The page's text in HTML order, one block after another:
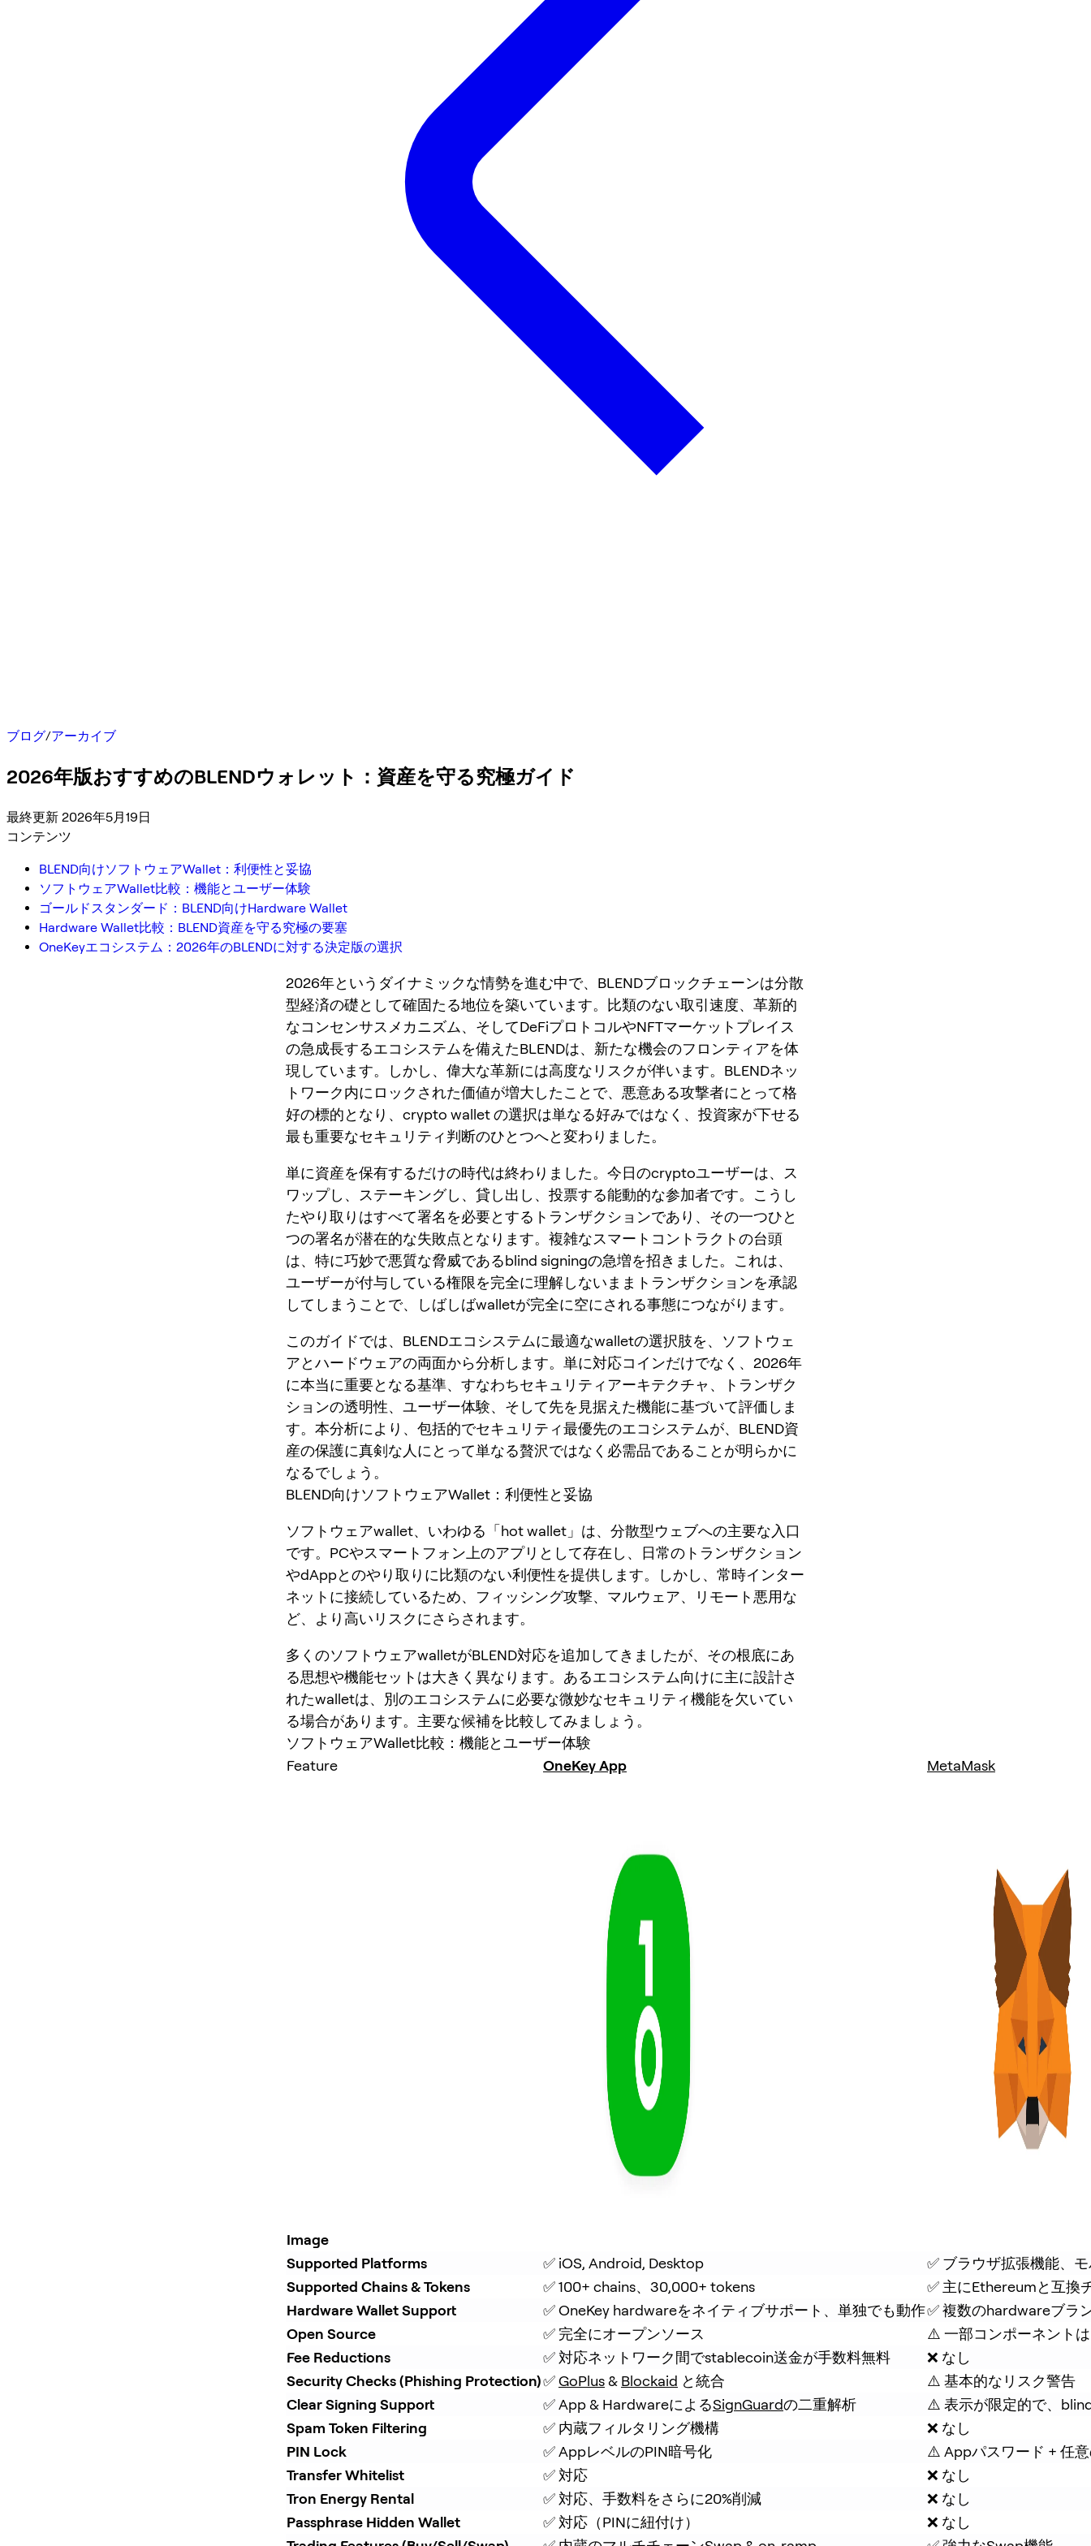
ブログ/アーカイブ
2026年版おすすめのBLENDウォレット：資産を守る究極ガイド
最終更新 2026年5月19日
コンテンツ
BLEND向けソフトウェアWallet：利便性と妥協
ソフトウェアWallet比較：機能とユーザー体験
ゴールドスタンダード：BLEND向けHardware Wallet
Hardware Wallet比較：BLEND資産を守る究極の要塞
OneKeyエコシステム：2026年のBLENDに対する決定版の選択
2026年というダイナミックな情勢を進む中で、BLENDブロックチェーンは分散
型経済の礎として確固たる地位を築いています。比類のない取引速度、革新的
なコンセンサスメカニズム、そしてDeFiプロトコルやNFTマーケットプレイス
の急成長するエコシステムを備えたBLENDは、新たな機会のフロンティアを体
現しています。しかし、偉大な革新には高度なリスクが伴います。BLENDネッ
トワーク内にロックされた価値が増大したことで、悪意ある攻撃者にとって格
好の標的となり、crypto wallet の選択は単なる好みではなく、投資家が下せる
最も重要なセキュリティ判断のひとつへと変わりました。
単に資産を保有するだけの時代は終わりました。今日のcryptoユーザーは、ス
ワップし、ステーキングし、貸し出し、投票する能動的な参加者です。こうし
たやり取りはすべて署名を必要とするトランザクションであり、その一つひと
つの署名が潜在的な失敗点となります。複雑なスマートコントラクトの台頭
は、特に巧妙で悪質な脅威であるblind signingの急増を招きました。これは、
ユーザーが付与している権限を完全に理解しないままトランザクションを承認
してしまうことで、しばしばwalletが完全に空にされる事態につながります。
このガイドでは、BLENDエコシステムに最適なwalletの選択肢を、ソフトウェ
アとハードウェアの両面から分析します。単に対応コインだけでなく、2026年
に本当に重要となる基準、すなわちセキュリティアーキテクチャ、トランザク
ションの透明性、ユーザー体験、そして先を見据えた機能に基づいて評価しま
す。本分析により、包括的でセキュリティ最優先のエコシステムが、BLEND資
産の保護に真剣な人にとって単なる贅沢ではなく必需品であることが明らかに
なるでしょう。
BLEND向けソフトウェアWallet：利便性と妥協
ソフトウェアwallet、いわゆる「hot wallet」は、分散型ウェブへの主要な入口
です。PCやスマートフォン上のアプリとして存在し、日常のトランザクション
やdAppとのやり取りに比類のない利便性を提供します。しかし、常時インター
ネットに接続しているため、フィッシング攻撃、マルウェア、リモート悪用な
ど、より高いリスクにさらされます。
多くのソフトウェアwalletがBLEND対応を追加してきましたが、その根底にあ
る思想や機能セットは大きく異なります。あるエコシステム向けに主に設計さ
れたwalletは、別のエコシステムに必要な微妙なセキュリティ機能を欠いてい
る場合があります。主要な候補を比較してみましょう。
ソフトウェアWallet比較：機能とユーザー体験
Feature
OneKey App MetaMask
Image
Supported Platforms
✅ iOS, Android, Desktop
✅ ブラウザ拡張機能、
Supported Chains & Tokens
✅ 100+ chains、30,000+ tokens
✅ 主にEthereumと互換
Hardware Wallet Support
✅ OneKey hardwareをネイティブサポート、単独でも動作✅ 複数のhardwareブラ
Open Source
✅ 完全にオープンソース
⚠️ 一部コンポーネント
Fee Reductions
✅ 対応ネットワーク間でstablecoin送金が手数料無料
❌ なし
Security Checks (Phishing Protection)✅ GoPlus & Blockaid と統合
⚠️ 基本的なリスク警告
Clear Signing Support
✅ App & HardwareによるSignGuardの二重解析
⚠️ 表示が限定的で、
Spam Token Filtering
✅ 内蔵フィルタリング機構
❌ なし
PIN Lock
✅ AppレベルのPIN暗号化
⚠️ Appパスワード + 任
Transfer Whitelist
✅ 対応
❌ なし
Tron Energy Rental
✅ 対応、手数料をさらに20%削減
❌ なし
Passphrase Hidden Wallet
✅ 対応（PINに紐付け）
❌ なし